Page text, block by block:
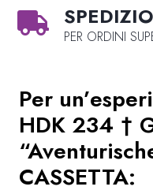
PER ORDINI
Per
HDK 234 †
CASSETTA: